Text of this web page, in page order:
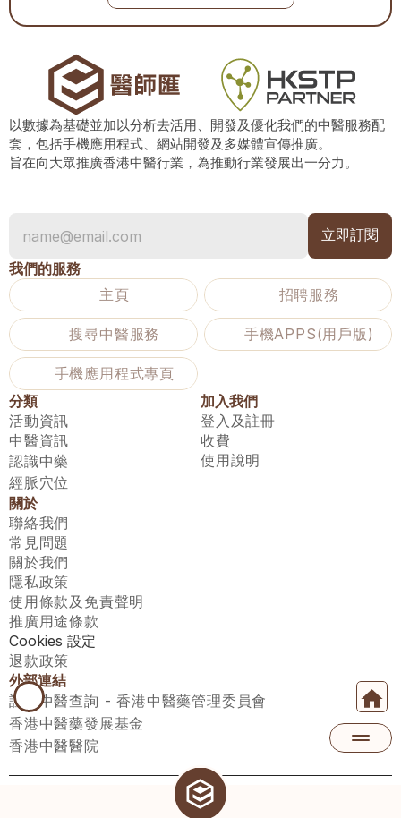
以數據為基礎並加以分析去活用、開發及優化我們的中醫服務配
套，包括手機應用程式、網站開發及多媒體宣傳推廣。
旨在向大眾推廣香港中醫行業，為推動行業發展出一分力。
我們的服務
主頁
招聘服務
搜尋中醫服務 手機APPS(用戶版)
手機應用程式專頁
分類
活動資訊
中醫資訊
認識中藥
經脈穴位
加入我們
登入及註冊
收費
使用說明
關於
聯絡我們
常見問題
關於我們
隱私政策
使用條款及免責聲明
推廣用途條款
Cookies 設定
退款政策
外部連結
註冊中醫查詢 - 香港中醫藥管理委員會
香港中醫藥發展基金
香港中醫醫院
醫師匯有限公司 ECWAY LIMITED Copyright 2026© All rights